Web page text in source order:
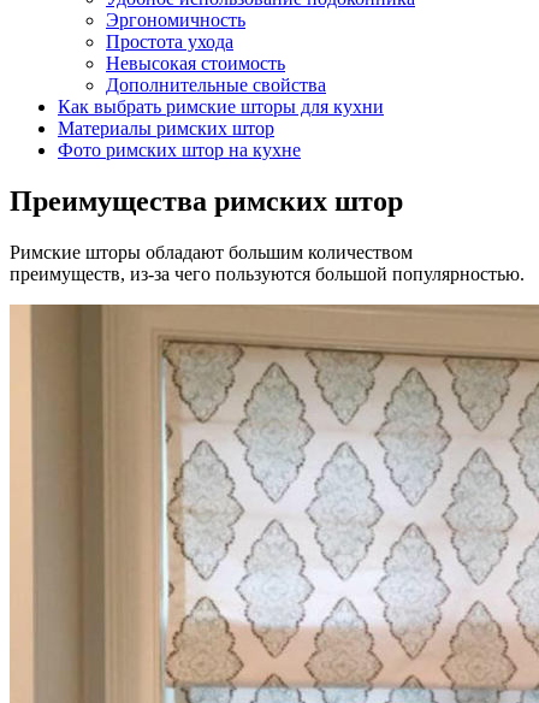
Эргономичность
Простота ухода
Невысокая стоимость
Дополнительные свойства
Как выбрать римские шторы для кухни
Материалы римских штор
Фото римских штор на кухне
Преимущества римских штор
Римские шторы обладают большим количеством
преимуществ, из-за чего пользуются большой популярностью.